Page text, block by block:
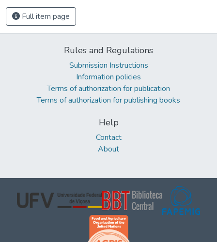
Full item page
Rules and Regulations
Submission Instructions
Information policies
Terms of authorization for publication
Terms of authorization for publishing books
Help
Contact
About